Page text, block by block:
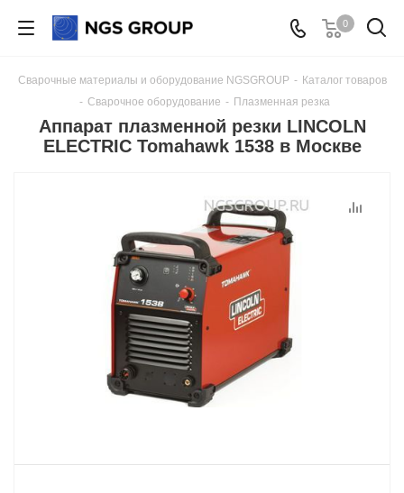
0
Сварочные материалы и оборудование NGSGROUP - Каталог товаров
- Сварочное оборудование - Плазменная резка
Аппарат плазменной резки LINCOLN
ELECTRIC Tomahawk 1538 в Москве